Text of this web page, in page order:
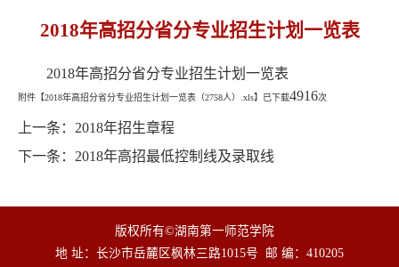
2018年高招分省分专业招生计划一览表
2018年高招分省分专业招生计划一览表
附件【2018年高招分省分专业招生计划一览表（2758人）.xls】已下载4916次
上一条： 2018年招生章程
下一条： 2018年高招最低控制线及录取线
版权所有©湖南第一师范学院
地 址：长沙市岳麓区枫林三路1015号 邮 编：410205